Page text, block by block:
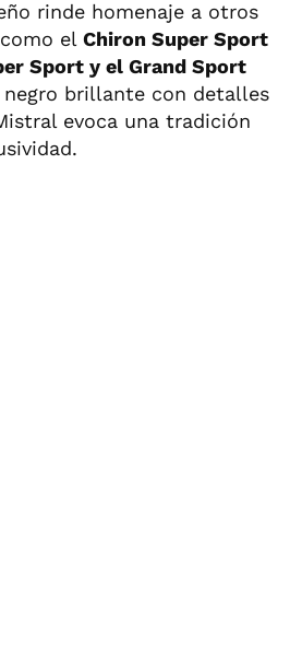
rinde homenaje a otros
el Chiron Super Sport
Sport y el Grand Sport
negro brillante con detalles
evoca una tradición